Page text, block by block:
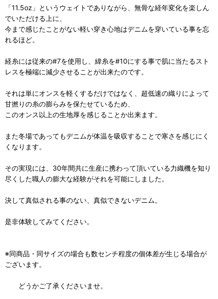
「11.5oz」というウェイトでありながら、無骨な経年変化を楽しん
でいただける上に、
今まで感じたことがない軽い穿き心地はデニムを穿いている事を忘
れるほど。
経糸には従来の#7を使用し、緯糸を#10にする事で肌に当たるスト
レスを極端に減少させることが出来たのです。
それは単にオンスを軽くするだけではなく、超低速の織りによって
甘撚りの糸の膨らみを保たせているため、
このオンス以上の生地厚を感じることか出来ます。
また冬場であってもデニムが体温を吸収することで寒さを感じにく
くなります。
その実現には、30年間共に生産に携わって頂いている力織機を知り
尽くした職人の膨大な経験がそれを可能にしました。
決して真似される事のない、真似できないデニム。
是非体験してみてください。
※同商品・同サイズの場合も数センチ程度の個体差が生じる場合が
ございます。
どうかご了承くださいませ。